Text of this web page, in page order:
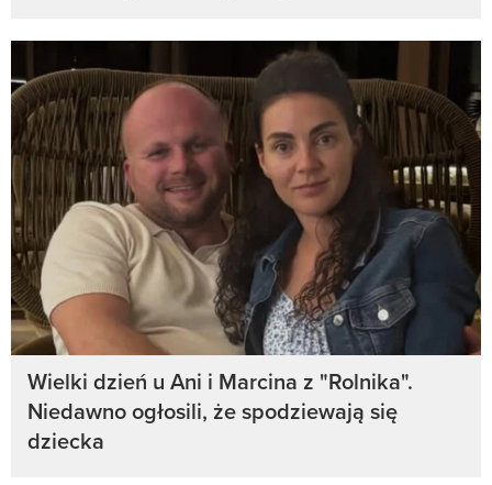
Wielki dzień u Ani i Marcina z "Rolnika".
Niedawno ogłosili, że spodziewają się
dziecka